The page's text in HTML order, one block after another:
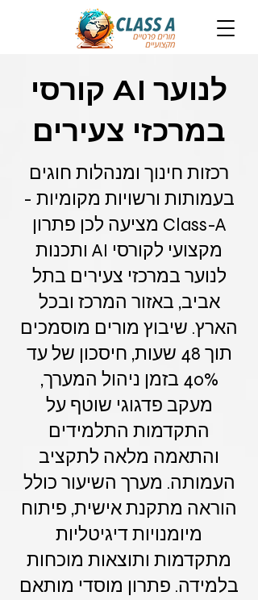
קורסי AI לנוער
במרכזי צעירים
רכזות חינוך ומנהלות חוגים
בעמותות ורשויות מקומיות -
Class-A מציעה לכן פתרון
מקצועי לקורסי AI ותכנות
לנוער במרכזי צעירים בתל
אביב, באזור המרכז ובכל
הארץ. שיבוץ מורים מוסמכים
תוך 48 שעות, חיסכון של עד
40% בזמן ניהול המערך,
מעקב פדגוגי שוטף על
התקדמות התלמידים
והתאמה מלאה לתקציב
העמותה. מערך השיעור כולל
הוראה מתקנת אישית, פיתוח
מיומנויות דיגיטליות
מתקדמות ותוצאות מוכחות
בלמידה. פתרון מוסדי מותאם